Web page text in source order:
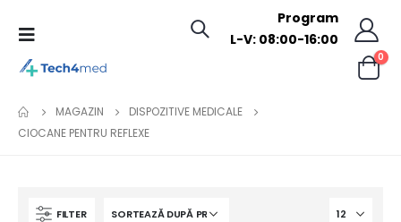
Program
L-V: 08:00-16:00
0
MAGAZIN
DISPOZITIVE MEDICALE
CIOCANE PENTRU REFLEXE
FILTER